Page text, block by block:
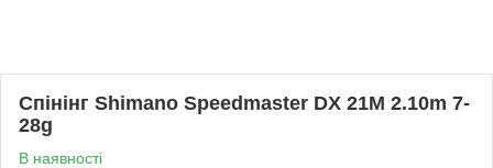
Спінінг Shimano Speedmaster DX 21M 2.10m 7-
28g
В наявності